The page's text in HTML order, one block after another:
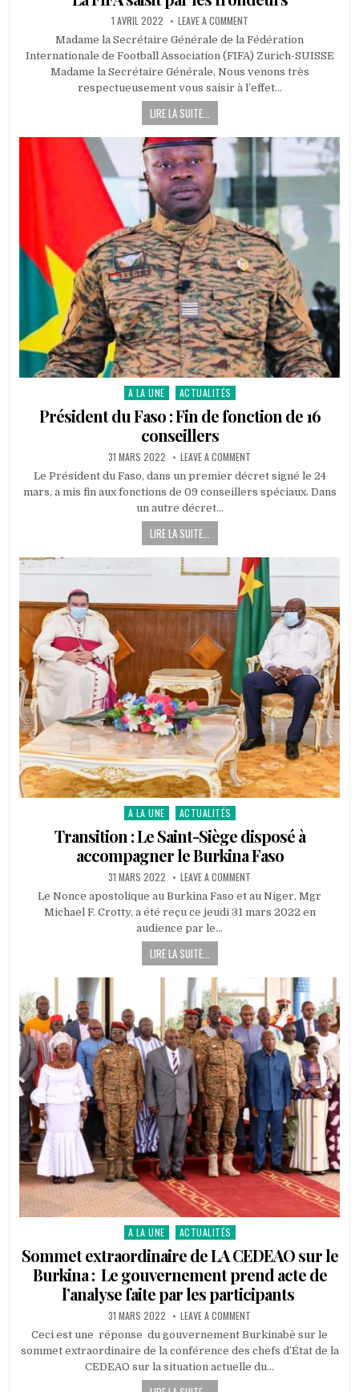
PUBLISHED
DATE:
1 AVRIL 2022 LEAVE A COMMENTON
À
LA
FÉDÉRATION
BURKINABÈ
DE
FOOTBALL :
LES
FRONDEURS
Madame la Secrétaire Générale de la Fédération
Internationale de Football Association (FIFA) Zurich-SUISSE
Madame la Secrétaire Générale, Nous venons très
respectueusement vous saisir à l’effet…
LIRE LA SUITE...
Posted
A LA UNE ACTUALITÉS
Président du Faso : Fin de fonction de 16
conseillers
PUBLISHED
DATE:
31 MARS 2022 LEAVE A COMMENT
DU
:
Le Président du Faso, dans un premier décret signé le 24
mars, a mis fin aux fonctions de 09 conseillers spéciaux. Dans
un autre décret…
LIRE LA SUITE...
Posted
A LA UNE ACTUALITÉS
Transition : Le Saint-Siège disposé à
accompagner le Burkina Faso
PUBLISHED
DATE:
31 MARS 2022 LEAVE A COMMENT
:
SAINT-
FASO
Le Nonce apostolique au Burkina Faso et au Niger, Mgr
Michael F. Crotty, a été reçu ce jeudi 31 mars 2022 en
audience par le…
LIRE LA SUITE...
Posted
A LA UNE ACTUALITÉS
Sommet extraordinaire de LA CEDEAO sur le
Burkina : Le gouvernement prend acte de
l’analyse faite par les participants
PUBLISHED
DATE:
31 MARS 2022 LEAVE A COMMENT
EXTRAORDINAIRE
DE
LA
CEDEAO
SUR
Ceci est une réponse du gouvernement Burkinabè sur le
sommet extraordinaire de la conférence des chefs d’État de la
CEDEAO sur la situation actuelle du…